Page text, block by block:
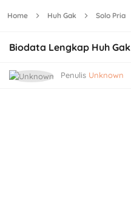
Home Huh Gak Solo Pria
Biodata Lengkap Huh Gak
Penulis Unknown